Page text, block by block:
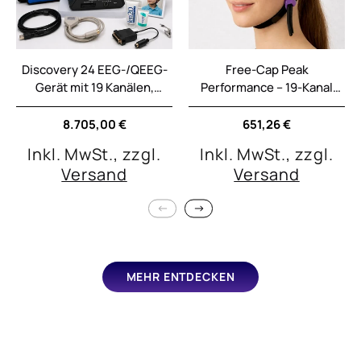
Discovery 24 EEG-/QEEG-
Gerät mit 19 Kanälen,
BrainAvatar 4.0 Acquisition
und integriertem
Normaler
8.705,00 €
Inkl. MwSt., zzgl.
Versand
Free-Cap Peak
Performance – 19-Kanal
EEG/QEEG Haube,
semitrocken, Ag/AgCl
Normaler
651,26 €
Inkl. MwSt., zzgl.
Versand
MEHR ENTDECKEN